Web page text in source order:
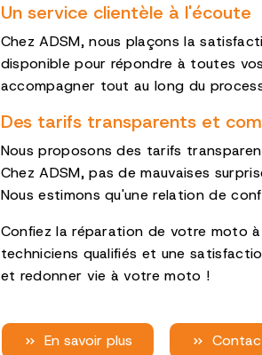
Un service clientèle à l'écoute
Chez ADSM, nous plaçons la
disponible pour répondre à toutes
accompagner tout au long du
Des tarifs transparents et
Nous proposons des tarifs
Chez ADSM, pas de mauvaises
Nous estimons qu'une relation de
Confiez la réparation de votre moto
techniciens qualifiés et une
et redonner vie à votre moto !
En savoir plus